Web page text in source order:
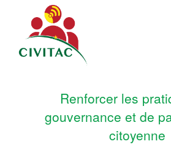
Skip to main content
Renforcer les
gouvernance et de
citoyenne